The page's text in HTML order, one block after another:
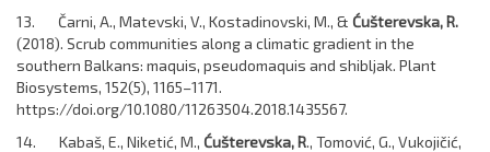
13. Čarni, A., Matevski, V., Kostadinovski, M., & Ćušterevska, R.
(2018). Scrub communities along a climatic gradient in the
southern Balkans: maquis, pseudomaquis and shibljak. Plant
Biosystems, 152(5), 1165–1171.
https://doi.org/10.1080/11263504.2018.1435567.
14. Kabaš, E., Niketić, M., Ćušterevska, R., Tomović, G., Vukojičić,